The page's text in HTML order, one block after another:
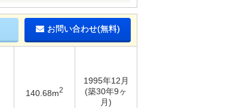
お問い合わせ(無料)
140.68m2
1995年12月
(築30年9ヶ
月)